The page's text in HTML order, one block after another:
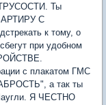
ТРУСОСТИ. Ты
С
к тому, о
при удобном
с плакатом ГМС
а так ты
Я ЧЕСТНО